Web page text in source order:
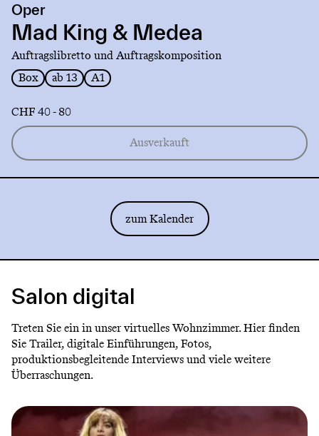
Mad
King
Medea
Oper
Mad King & Medea
Auftragslibretto und Auftragskomposition
Box
ab 13 A1
CHF 40 - 80
Ausverkauft
zum Kalender
Salon digital
Treten Sie ein in unser virtuelles Wohnzimmer. Hier finden
Sie Trailer, digitale Einführungen, Fotos,
produktionsbegleitende Interviews und viele weitere
Überraschungen.